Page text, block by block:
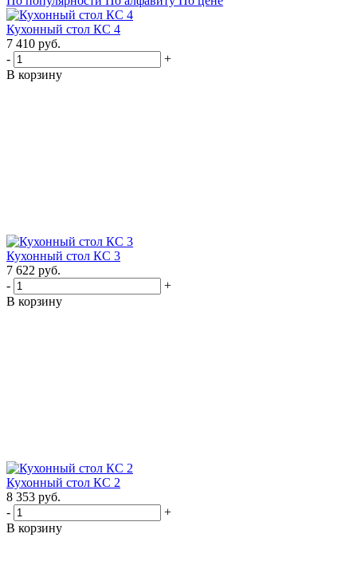
Кухонный стол КС 4
7 410 руб.
-
+
В корзину
Кухонный стол КС 3
7 622 руб.
-
+
В корзину
Кухонный стол КС 2
8 353 руб.
-
+
В корзину